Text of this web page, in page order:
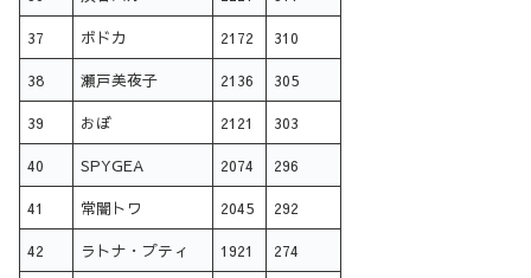
37 ボドカ 2172 310
38 瀬戸美夜子 2136 305
39 おぼ 2121 303
40 SPYGEA 2074 296
41 常闇トワ 2045 292
42 ラトナ・プティ 1921 274